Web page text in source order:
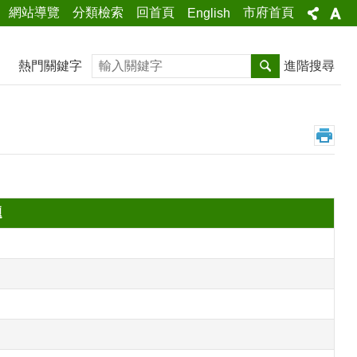
網站導覽 分類檢索 回首頁 English 市府首頁
熱門關鍵字 搜尋 進階搜尋